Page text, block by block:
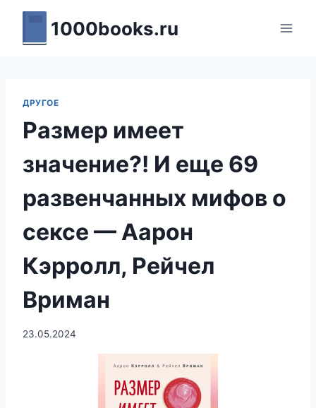
Перейти
содержимому
1000books.ru
ДРУГОЕ
Размер имеет
значение?! И еще 69
развенчанных мифов о
сексе — Аарон
Кэрролл, Рейчел
Вриман
23.05.2024